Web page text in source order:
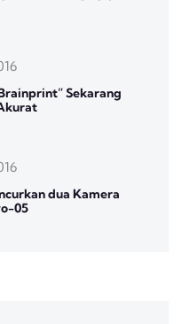
Sekarang
dua Kamera
05